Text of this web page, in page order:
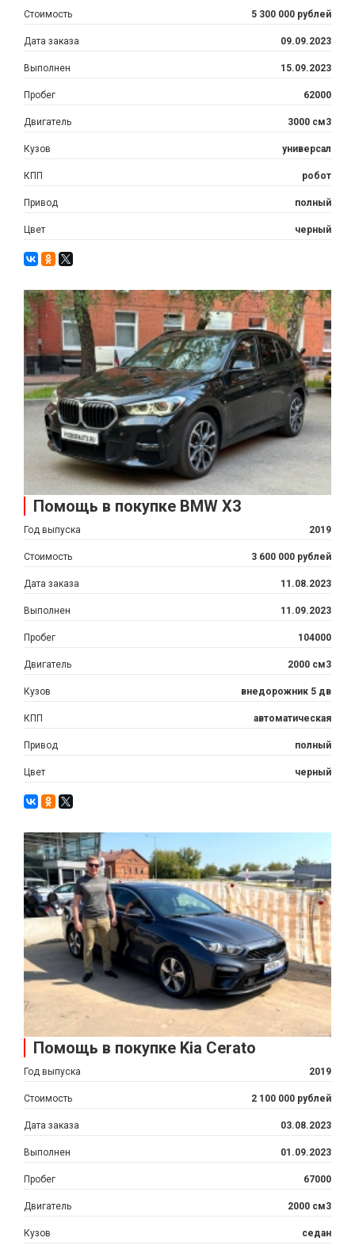
Стоимость 5 300 000 рублей
Дата заказа 09.09.2023
Выполнен 15.09.2023
Пробег 62000
Двигатель 3000 см3
Кузов универсал
КПП робот
Привод полный
Цвет черный
Помощь в покупке BMW X3
Год выпуска 2019
Стоимость 3 600 000 рублей
Дата заказа 11.08.2023
Выполнен 11.09.2023
Пробег 104000
Двигатель 2000 см3
Кузов внедорожник 5 дв
КПП автоматическая
Привод полный
Цвет черный
Помощь в покупке Kia Cerato
Год выпуска 2019
Стоимость 2 100 000 рублей
Дата заказа 03.08.2023
Выполнен 01.09.2023
Пробег 67000
Двигатель 2000 см3
Кузов седан